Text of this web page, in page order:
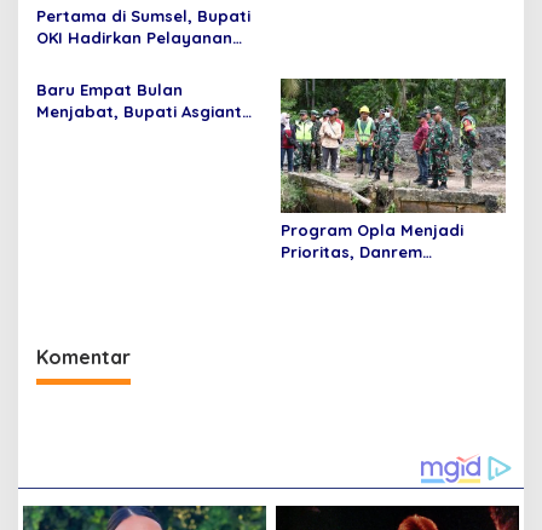
Pertama di Sumsel, Bupati
OKI Hadirkan Pelayanan
Baru Empat Bulan
Menjabat, Bupati Asgianto
Program Opla Menjadi
Prioritas, Danrem
Komentar